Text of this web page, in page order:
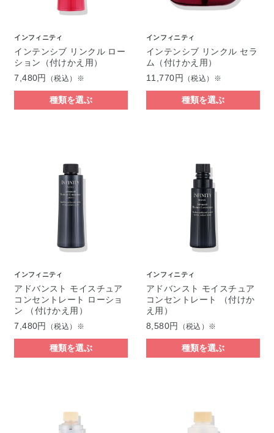
インフィニティ
インテンシブ リンクル ロー
ション（付けかえ用）
7,480円
（税込）※
種類を選ぶ
インフィニティ
インテンシブ リンクル セラ
ム（付けかえ用）
11,770円
（税込）※
種類を選ぶ
インフィニティ
アドバンスト モイスチュア
コンセントレート ローショ
ン （付けかえ用）
7,480円
（税込）※
種類を選ぶ
インフィニティ
アドバンスト モイスチュア
コンセントレート （付けか
え用）
8,580円
（税込）※
種類を選ぶ